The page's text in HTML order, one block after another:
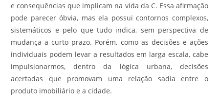
e consequências que implicam na vida da C. Essa afirmação
pode parecer óbvia, mas ela possui contornos complexos,
sistemáticos e pelo que tudo indica, sem perspectiva de
mudança a curto prazo. Porém, como as decisões e ações
individuais podem levar a resultados em larga escala, cabe
impulsionarmos, dentro da lógica urbana, decisões
acertadas que promovam uma relação sadia entre o
produto imobiliário e a cidade.